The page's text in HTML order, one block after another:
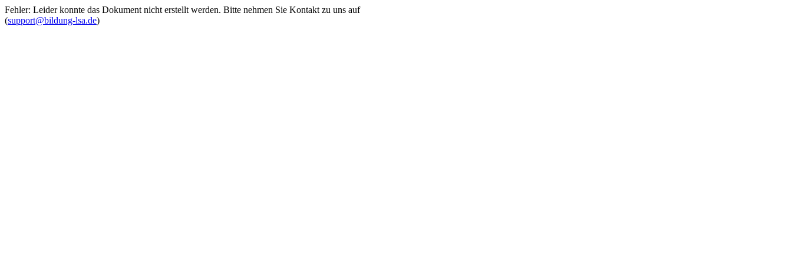
Fehler: Leider konnte das Dokument nicht erstellt werden. Bitte nehmen Sie Kontakt zu uns auf
(support@bildung-lsa.de)